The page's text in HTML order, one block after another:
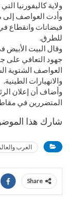
ولاية كاليفورنيا التي
فيضانات وانقطاع في
للطرق.
وقال البيت الأبيض
جهود التعافي على
العواصف الشتوية
والانهيارات الطينية.
وأضاف أن إعلان
المتضررين في
شارك هذا
العرب
Share